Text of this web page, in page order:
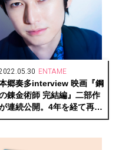
ENTAME
郷奏多interview 映画『鋼
錬金術師 完結編』二部作
連続公開。4年を経て再確
した本作の魅力と自身の